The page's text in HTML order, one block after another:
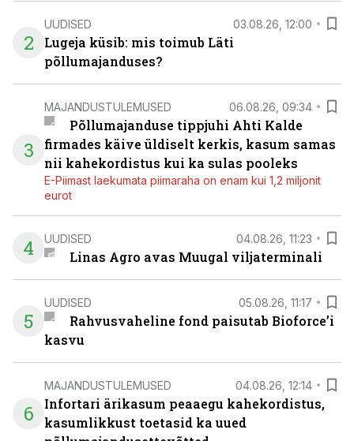
2
UUDISED 03.08.26, 12:00
Lugeja küsib: mis toimub Läti
põllumajanduses?
3
MAJANDUSTULEMUSED 06.08.26, 09:34
Põllumajanduse tippjuhi Ahti Kalde
firmades käive üldiselt kerkis, kasum samas
nii kahekordistus kui ka sulas pooleks
E-Piimast laekumata piimaraha on enam kui 1,2 miljonit
eurot
4 UUDISED 04.08.26, 11:23
Linas Agro avas Muugal viljaterminali
5
UUDISED 05.08.26, 11:17
Rahvusvaheline fond paisutab Bioforce’i
kasvu
6
MAJANDUSTULEMUSED 04.08.26, 12:14
Infortari ärikasum peaaegu kahekordistus,
kasumlikkust toetasid ka uued